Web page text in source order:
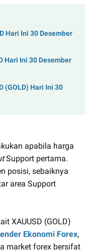
Hari Ini 30 Desember
Hari Ini 30 Desember
(GOLD) Hari Ini 30
apabila harga
Support pertama.
posisi, sebaiknya
area Support
XAUUSD (GOLD)
Ekonomi Forex,
market forex bersifat